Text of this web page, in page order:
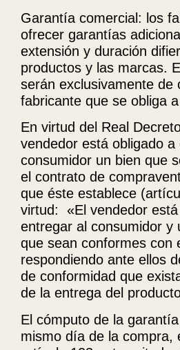
Garantía comercial: los
ofrecer garantías
extensión y duración
productos y las marcas.
serán exclusivamente de
fabricante que se obliga
En virtud del Real
vendedor está obligado a
consumidor un bien que
el contrato de
que éste establece
virtud: «El vendedor
entregar al consumidor y
que sean conformes con
respondiendo ante ellos
de conformidad que
de la entrega del
El cómputo de la
mismo día de la compra,